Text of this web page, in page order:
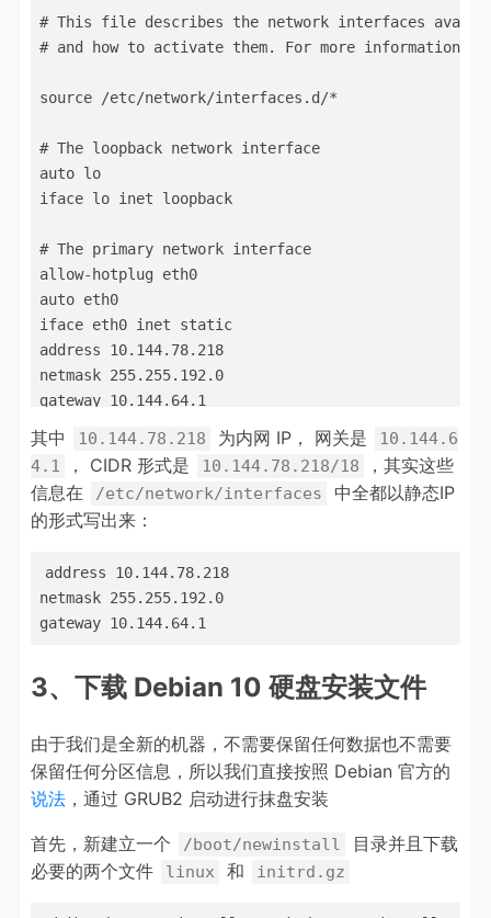
# This file describes the network interfaces
# and how to activate them. For more information,
source /etc/network/interfaces.d/*
# The loopback network interface
auto lo
iface lo inet loopback
# The primary network interface
allow-hotplug eth0
auto eth0
iface eth0 inet static
address 10.144.78.218
netmask 255.255.192.0
其中 10.144.78.218 为内网 IP， 网关是
10.144.6
4.1
， CIDR 形式是 10.144.78.218/18
，其实这些
信息在
/etc/network/interfaces
中全都以静态IP
的形式写出来：
address 10.144.78.218
netmask 255.255.192.0
gateway 10.144.64.1
3、下载 Debian 10 硬盘安装文件
由于我们是全新的机器，不需要保留任何数据也不需要
保留任何分区信息，所以我们直接按照 Debian 官方的
说法 ，通过 GRUB2 启动进行抹盘安装
首先，新建立一个 /boot/newinstall
目录并且下载
必要的两个文件
linux 和 initrd.gz